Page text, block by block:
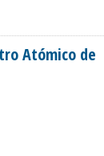
Atómico de